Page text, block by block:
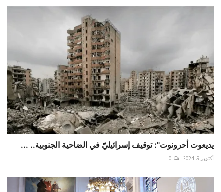
يديعوت أحرونوت": توقيف إسرائيليّ في الضاحية الجنوبية.. ...
أكتوبر 9, 2024 0